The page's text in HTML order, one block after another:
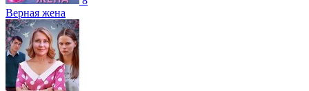
Верная жена